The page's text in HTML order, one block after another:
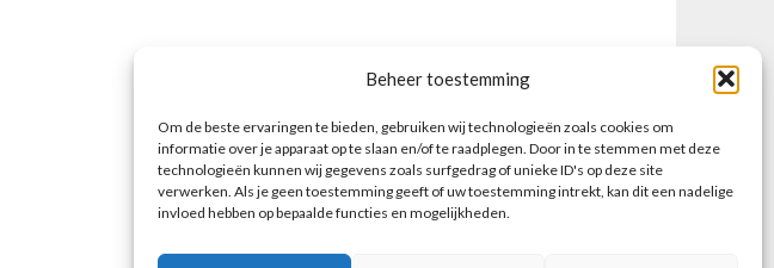
Beheer toestemming
Om de beste ervaringen te bieden, gebruiken wij technologieën zoals cookies om
informatie over je apparaat op te slaan en/of te raadplegen. Door in te stemmen met deze
technologieën kunnen wij gegevens zoals surfgedrag of unieke ID's op deze site
verwerken. Als je geen toestemming geeft of uw toestemming intrekt, kan dit een nadelige
invloed hebben op bepaalde functies en mogelijkheden.